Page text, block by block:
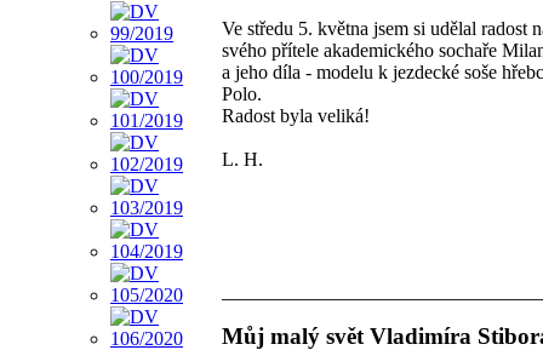
Ve středu 5. května jsem si udělal radost
svého přítele akademického sochaře
a jeho díla - modelu k jezdecké soše
Polo.
Radost byla veliká!
L. H.
Můj malý svět Vladimíra